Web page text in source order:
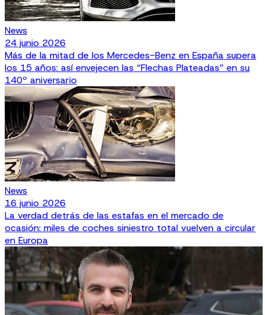
News
24 junio 2026
Más de la mitad de los Mercedes-Benz en España supera
los 15 años: así envejecen las “Flechas Plateadas” en su
140º aniversario
News
16 junio 2026
La verdad detrás de las estafas en el mercado de
ocasión: miles de coches siniestro total vuelven a circular
en Europa